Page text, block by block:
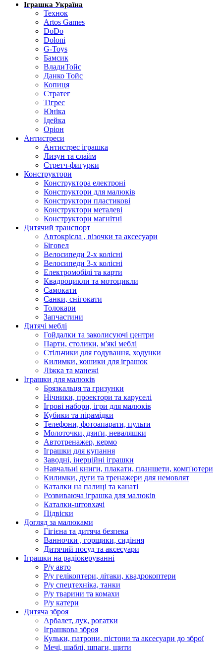
Іграшка Україна
Технок
Artos Games
DoDo
Doloni
G-Toys
Бамсик
ВладиТойс
Данко Тойс
Копиця
Стратег
Тігрес
Юніка
Ідейка
Оріон
Антистреси
Антистрес іграшка
Лизун та слайм
Стретч-фигурки
Конструктори
Конструктора електроні
Конструктори для малюків
Конструктори пластикові
Конструктори металеві
Конструктори магнітні
Дитячий транспорт
Автокрісла , візочки та аксесуари
Біговел
Велосипеди 2-х колісні
Велосипеди 3-х колісні
Електромобілі та карти
Квадроцикли та мотоцикли
Самокати
Санки, снігокати
Толокари
Запчастини
Дитячі меблі
Гойдалки та заколисуючі центри
Парти, столики, м'які меблі
Стільчики для годування, ходунки
Килимки, кошики для іграшок
Ліжка та манежі
Іграшки для малюків
Брязкальця та гризунки
Нічники, проектори та каруселі
Ігрові набори, ігри для малюків
Кубики та пірамідки
Телефони, фотоапарати, пульти
Молоточки, дзиґи, неваляшки
Автотренажер, кермо
Іграшки для купання
Заводні, інерційні іграшки
Навчальні книги, плакати, планшети, комп'ютери
Килимки, дуги та тренажери для немовлят
Каталки на палиці та канаті
Розвиваюча іграшка для малюків
Каталки-штовхачі
Підвіски
Догляд за малюками
Гігієна та дитяча безпека
Ванночки , горщики, сидіння
Дитячий посуд та аксесуари
Іграшки на радіокеруванні
Р/у авто
Р/у гелікоптери, літаки, квадрокоптери
Р/у спецтехніка, танки
Р/у тварини та комахи
Р/у катери
Дитяча зброя
Арбалет, лук, рогатки
Іграшкова зброя
Кульки, патрони, пістони та аксесуари до зброї
Мечі, шаблі, шпаги, щити